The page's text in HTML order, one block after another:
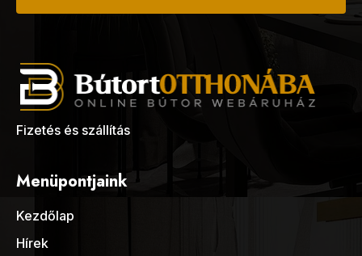
Fizetés és szállítás
Menüpontjaink
Kezdőlap
Hírek